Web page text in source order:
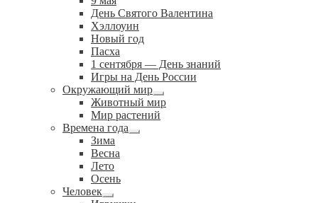
День Святого Валентина
Хэллоуин
Новый год
Пасха
1 сентября — День знаний
Игры на День России
Окружающий мир
Развернутое
вложенное
меню
Животный мир
Мир растений
Времена года
Развернутое
Зима
Весна
Лето
Осень
Человек
Развернутое